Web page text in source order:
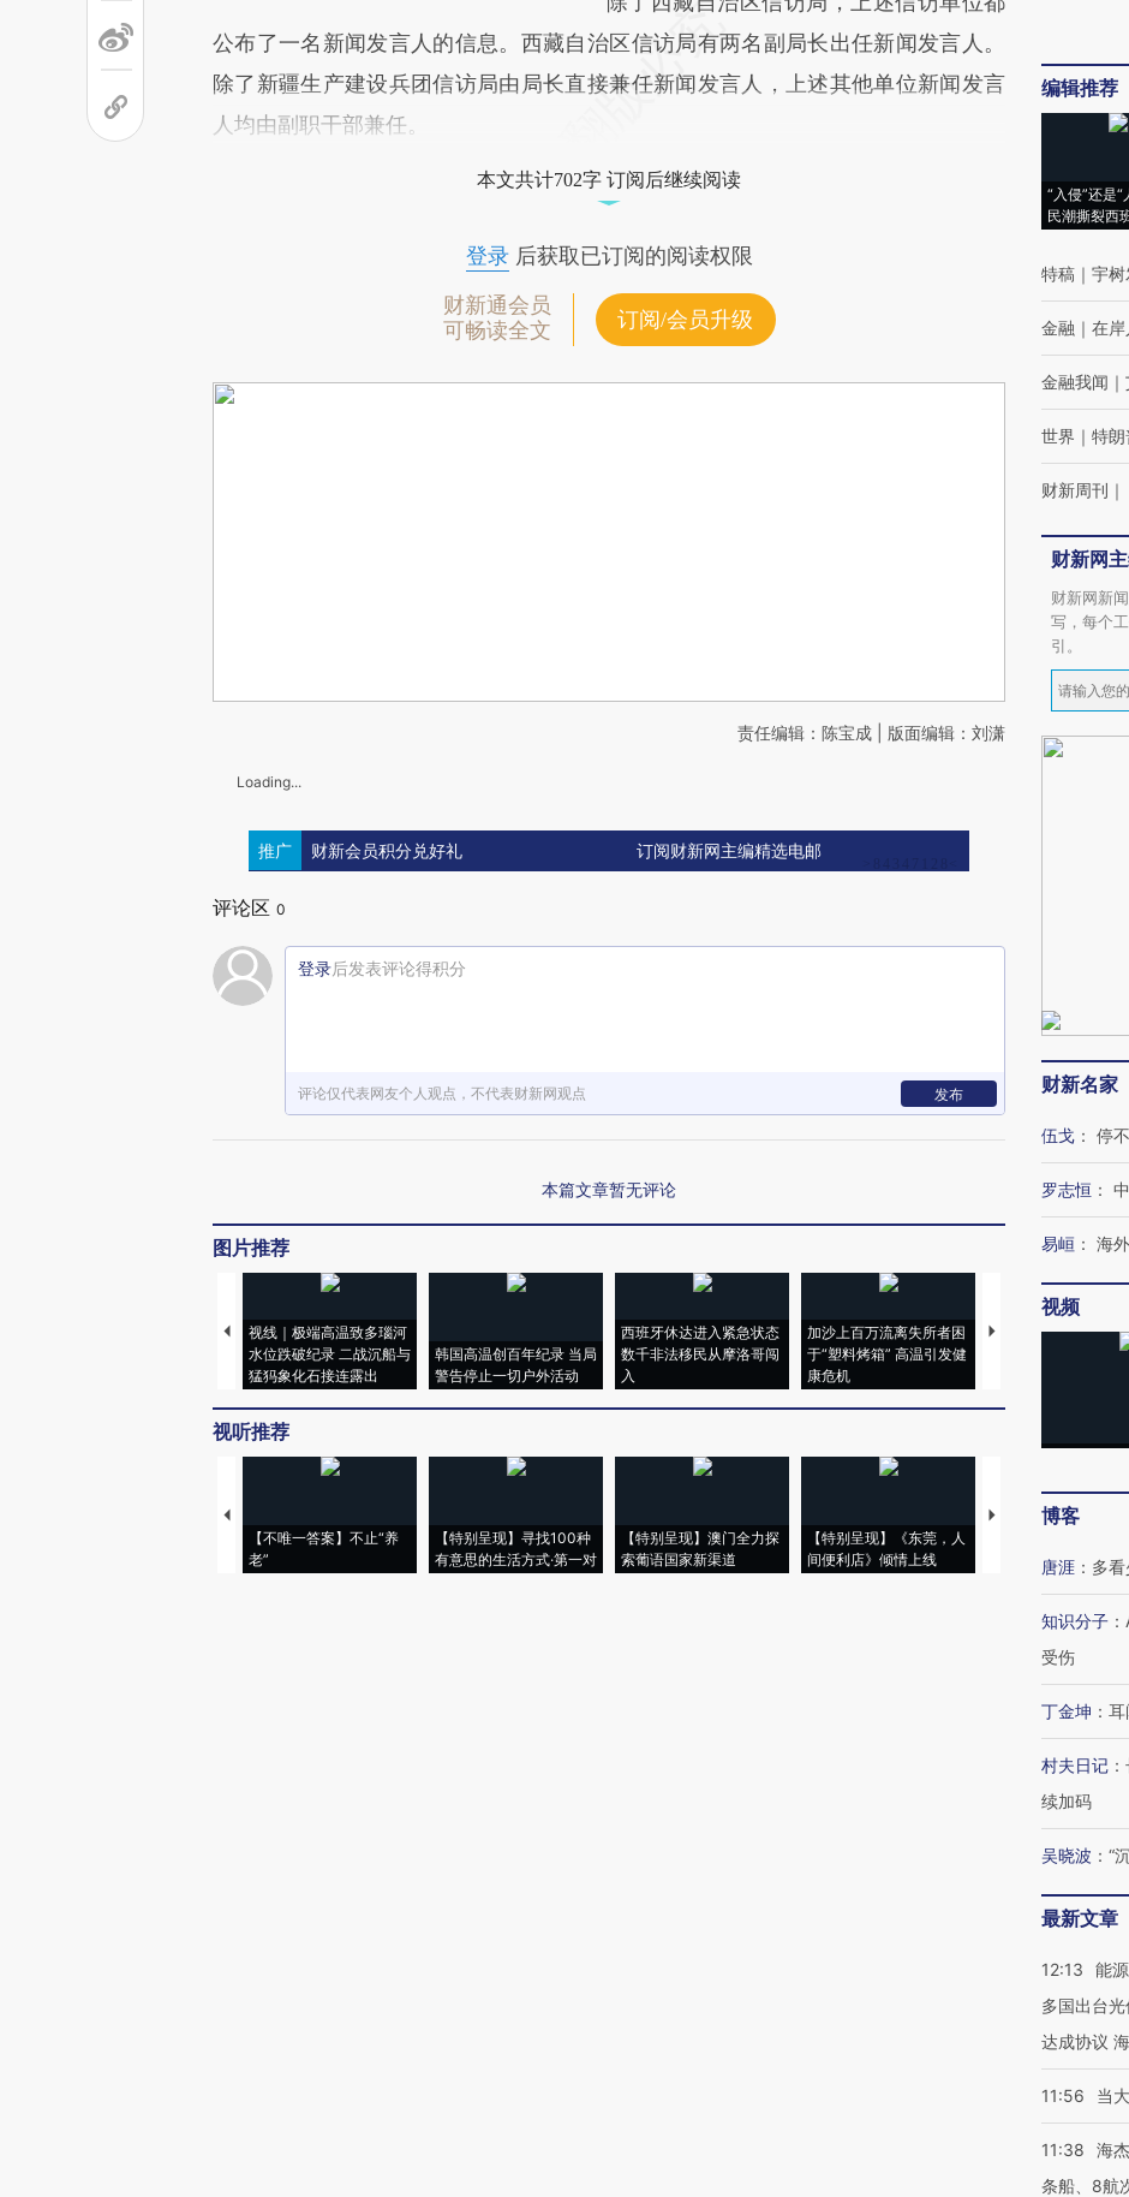
公布了一名新闻发言人的信息。西藏自治区信访局有两名副局长出任新闻发言人。
除了新疆生产建设兵团信访局由局长直接兼任新闻发言人，上述其他单位新闻发言
人均由副职干部兼任。
本文共计702字 订阅后继续阅读
登录后获取已订阅的阅读权限
财新通会员
可畅读全文
订阅/会员升级
责任编辑：陈宝成 | 版面编辑：刘潇
Loading...
推广 财新会员积分兑好礼 订阅财新网主编精选电邮
评论区 0
登录后发表评论得积分
评论仅代表网友个人观点，不代表财新网观点 发布
本篇文章暂无评论
图片推荐
视线｜极端高温致多瑙河
水位跌破纪录 二战沉船与
猛犸象化石接连露出
韩国高温创百年纪录 当局
警告停止一切户外活动
西班牙休达进入紧急状态
数千非法移民从摩洛哥闯
入
加沙上百万流离失所者困
于“塑料烤箱” 高温引发健
康危机
视线｜HYROX的吸金
术：是什么让中产们
视听推荐
【不唯一答案】不止“养
老”
【特别呈现】寻找100种
有意思的生活方式·第一对
【特别呈现】澳门全力探
索葡语国家新渠道
【特别呈现】《东莞，人
间便利店》倾情上线
【推广】走进第四届
编辑推荐
“入侵”还是
民潮撕裂西
特稿 ｜ 宇
金融 ｜ 在
金融我闻 ｜
世界 ｜ 特朗
财新周刊 ｜
财新网
财新网新
写，每个
引。
财新名家
伍戈 ： 停
罗志恒 ：
易峘 ： 海
视频
博客
唐涯 ： 多
知识分子 ：
受伤
丁金坤 ： 耳
村夫日记 ：
续加码
吴晓波 ： “
最新文章
12:13
能
多国出台
达成协议
11:56 当
11:38
海
条船、8航